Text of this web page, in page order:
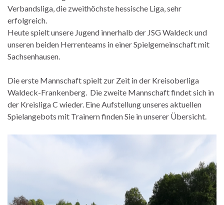
Verbandsliga, die zweithöchste hessische Liga, sehr
erfolgreich.
Heute spielt unsere Jugend innerhalb der JSG Waldeck und
unseren beiden Herrenteams in einer Spielgemeinschaft mit
Sachsenhausen.
Die erste Mannschaft spielt zur Zeit in der Kreisoberliga
Waldeck-Frankenberg. Die zweite Mannschaft findet sich in
der Kreisliga C wieder. Eine Aufstellung unseres aktuellen
Spielangebots mit Trainern finden Sie in unserer Übersicht.